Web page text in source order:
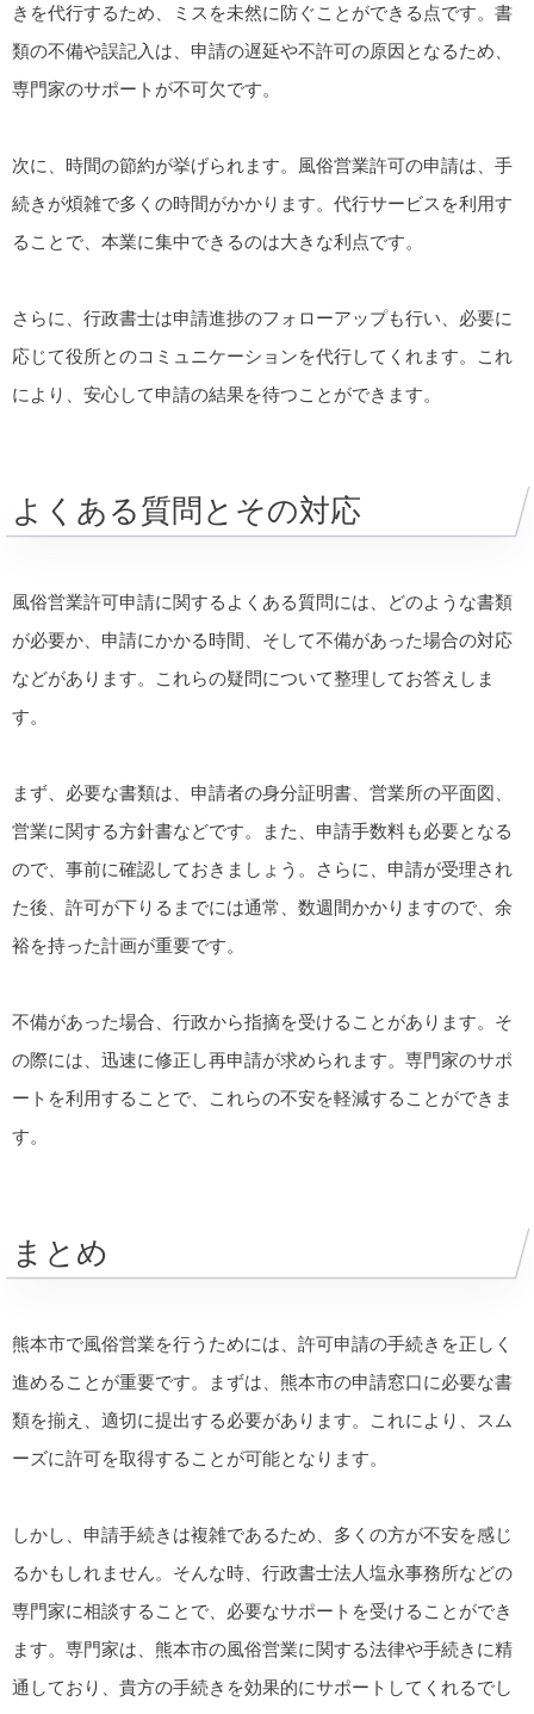
きを代行するため、ミスを未然に防ぐことができる点です。書
類の不備や誤記入は、申請の遅延や不許可の原因となるため、
専門家のサポートが不可欠です。
次に、時間の節約が挙げられます。風俗営業許可の申請は、手
続きが煩雑で多くの時間がかかります。代行サービスを利用す
ることで、本業に集中できるのは大きな利点です。
さらに、行政書士は申請進捗のフォローアップも行い、必要に
応じて役所とのコミュニケーションを代行してくれます。これ
により、安心して申請の結果を待つことができます。
よくある質問とその対応
風俗営業許可申請に関するよくある質問には、どのような書類
が必要か、申請にかかる時間、そして不備があった場合の対応
などがあります。これらの疑問について整理してお答えしま
す。
まず、必要な書類は、申請者の身分証明書、営業所の平面図、
営業に関する方針書などです。また、申請手数料も必要となる
ので、事前に確認しておきましょう。さらに、申請が受理され
た後、許可が下りるまでには通常、数週間かかりますので、余
裕を持った計画が重要です。
不備があった場合、行政から指摘を受けることがあります。そ
の際には、迅速に修正し再申請が求められます。専門家のサポ
ートを利用することで、これらの不安を軽減することができま
す。
まとめ
熊本市で風俗営業を行うためには、許可申請の手続きを正しく
進めることが重要です。まずは、熊本市の申請窓口に必要な書
類を揃え、適切に提出する必要があります。これにより、スム
ーズに許可を取得することが可能となります。
しかし、申請手続きは複雑であるため、多くの方が不安を感じ
るかもしれません。そんな時、行政書士法人塩永事務所などの
専門家に相談することで、必要なサポートを受けることができ
ます。専門家は、熊本市の風俗営業に関する法律や手続きに精
通しており、貴方の手続きを効果的にサポートしてくれるでし